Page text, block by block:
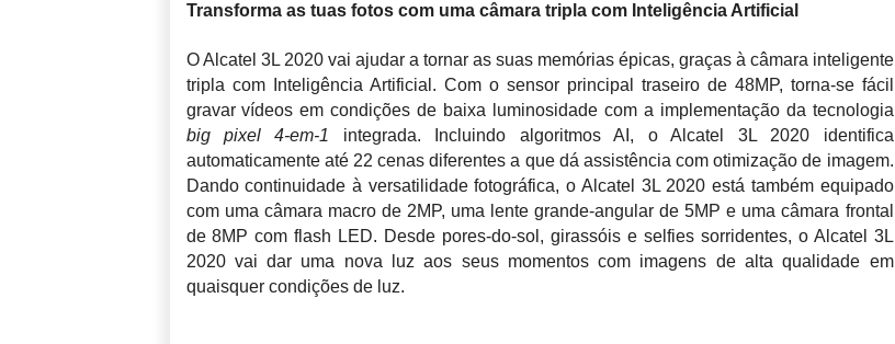
Transforma as tuas fotos com uma câmara tripla com Inteligência Artificial
O Alcatel 3L 2020 vai ajudar a tornar as suas memórias épicas, graças à câmara inteligente
tripla com Inteligência Artificial. Com o sensor principal traseiro de 48MP, torna-se fácil
gravar vídeos em condições de baixa luminosidade com a implementação da tecnologia
big pixel 4-em-1 integrada. Incluindo algoritmos AI, o Alcatel 3L 2020 identifica
automaticamente até 22 cenas diferentes a que dá assistência com otimização de imagem.
Dando continuidade à versatilidade fotográfica, o Alcatel 3L 2020 está também equipado
com uma câmara macro de 2MP, uma lente grande-angular de 5MP e uma câmara frontal
de 8MP com flash LED. Desde pores-do-sol, girassóis e selfies sorridentes, o Alcatel 3L
2020 vai dar uma nova luz aos seus momentos com imagens de alta qualidade em
quaisquer condições de luz.